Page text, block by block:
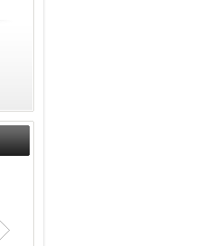
zamanda kendi yat limanı, helikopter
pisti ve seçkin villaları da içeren koca